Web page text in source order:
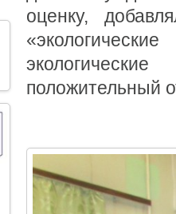
оценку,
положительный